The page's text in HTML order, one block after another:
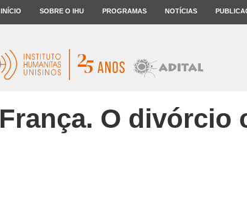
INÍCIO SOBRE O IHU PROGRAMAS NOTÍCIAS
França. O divórcio